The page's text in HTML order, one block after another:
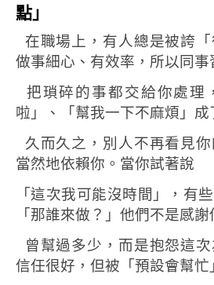
點」
在職場上，有人總是被誇「
做事細心、有效率， 所以同事
把瑣碎的事都交給你處理，
啦」、「幫我一下不麻煩」成
久而久之，別人不再看見你
當然地依賴你。 當你試著說
「這次我可能沒時間」， 有
「那誰來做？」 他們不是感謝
曾幫過多少， 而是抱怨這
信任很好，但被「預設會幫忙